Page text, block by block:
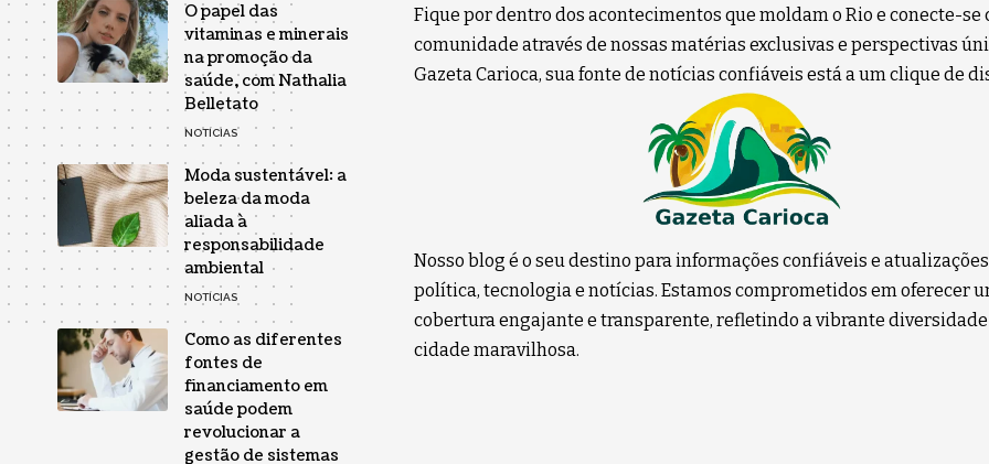
O papel das
vitaminas e minerais
na promoção da
saúde, com Nathalia
Belletato
NOTÍCIAS
Moda sustentável: a
beleza da moda
aliada à
responsabilidade
ambiental
NOTÍCIAS
Como as diferentes
fontes de
financiamento em
saúde podem
revolucionar a
gestão de sistemas
Fique por dentro dos acontecimentos que moldam o Rio e conecte-se
comunidade através de nossas matérias exclusivas e perspectivas
Gazeta Carioca, sua fonte de notícias confiáveis está a um clique de
Nosso blog é o seu destino para informações confiáveis e
política, tecnologia e notícias. Estamos comprometidos em oferecer
cobertura engajante e transparente, refletindo a vibrante diversidade
cidade maravilhosa.